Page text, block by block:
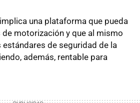
una plataforma que pueda
motorización y que al mismo
de seguridad de la
además, rentable para